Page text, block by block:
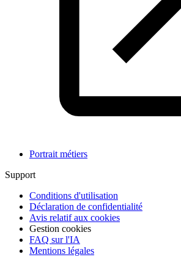
Portrait métiers
Support
Conditions d'utilisation
Déclaration de confidentialité
Avis relatif aux cookies
Gestion cookies
FAQ sur l'IA
Mentions légales